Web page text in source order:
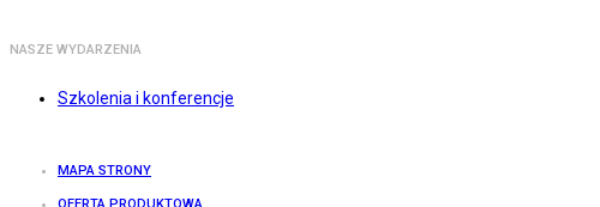
NASZE WYDARZENIA
Szkolenia i konferencje
MAPA STRONY